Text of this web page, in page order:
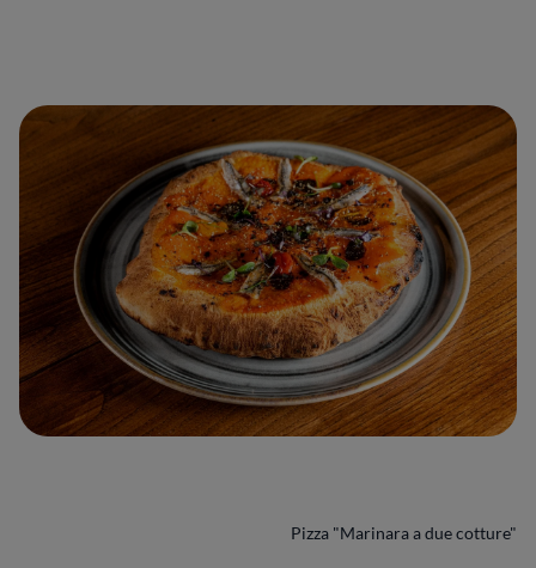
Pizza "Marinara a due cotture"